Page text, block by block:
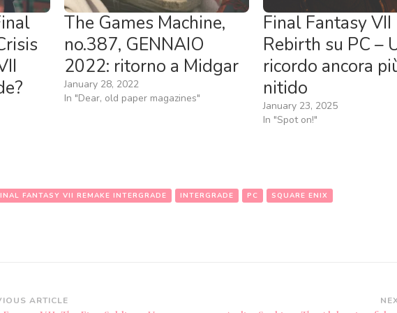
The Games Machine,
no.387, GENNAIO
2022: ritorno a Midgar
January 28, 2022
In "Dear, old paper magazines"
Final Fantasy VII
Rebirth su PC –
ricordo ancora
nitido
January 23, 2025
In "Spot on!"
FANTASY VII REMAKE INTERGRADE INTERGRADE PC SQUARE ENIX
ARTICLE